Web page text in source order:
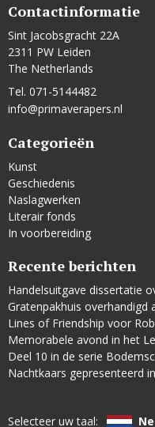
Contactinformatie
Sint Jacobsgracht 22A
2311 PW Leiden
The Netherlands
Tel. 071-5144482
info@primaverapers.nl
Categorieën
Kunst
Geschiedenis
Naslagwerken
Literair fonds
In voorbereiding
Recente berichten
Handelsuitgave dissertatie
Gratenpakhuis overhandigd
Lines of Friendship voor
Memorabele avond in het
Nachtkaars gepresenteerd
Selecteer uw taal: